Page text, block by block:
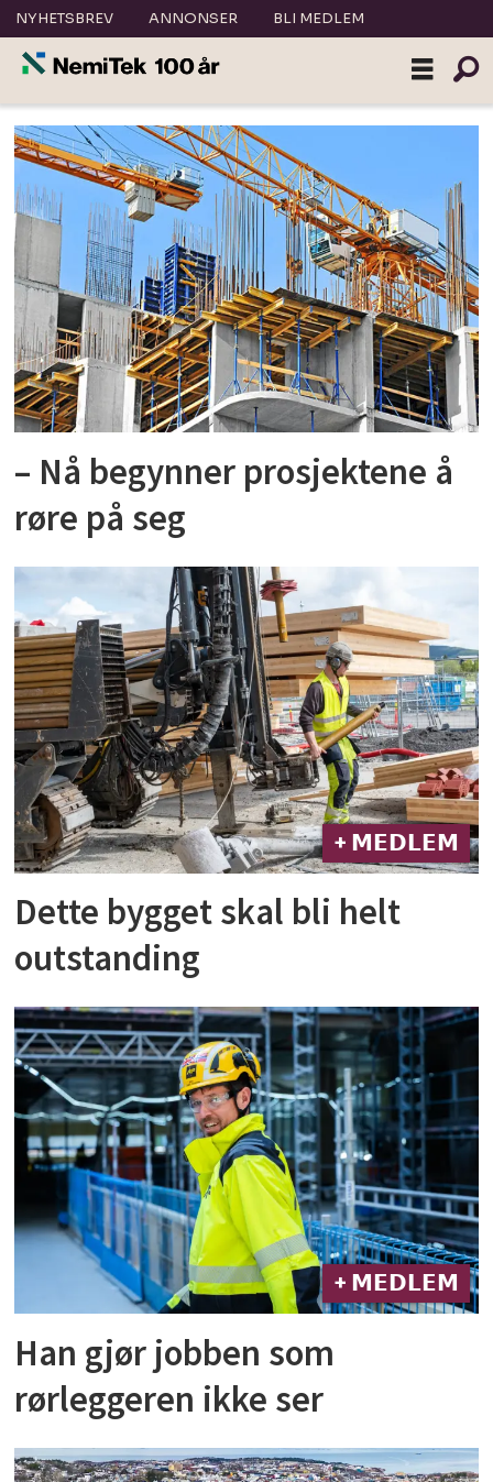
NYHETSBREV ANNONSER BLI MEDLEM
Tag:
hent
– Nå begynner prosjektene å
røre på seg
+ 𝗠𝗘𝗗𝗟𝗘𝗠
Dette bygget skal bli helt
outstanding
+ 𝗠𝗘𝗗𝗟𝗘𝗠
Han gjør jobben som
rørleggeren ikke ser